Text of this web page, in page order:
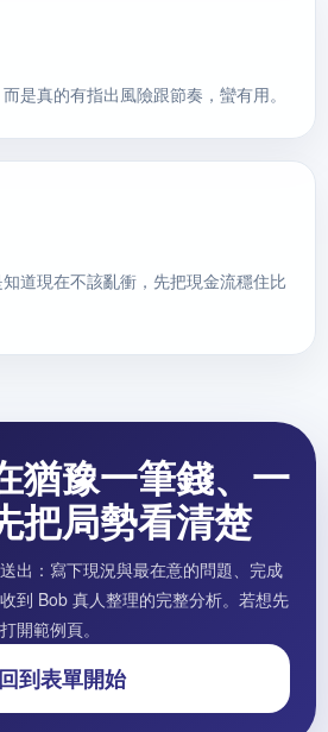
是真的有指出風險跟節奏，蠻有用。
道現在不該亂衝，先把現金流穩住比
猶豫一筆錢、一
把局勢看清楚
出：寫下現況與最在意的問題、完成
到 Bob 真人整理的完整分析。若想先
開範例頁。
回到表單開始